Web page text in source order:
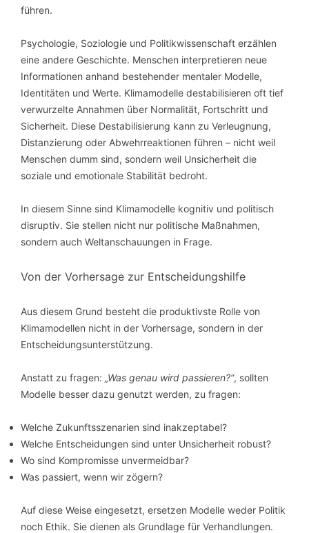
führen.
Psychologie, Soziologie und Politikwissenschaft erzählen
eine andere Geschichte. Menschen interpretieren neue
Informationen anhand bestehender mentaler Modelle,
Identitäten und Werte. Klimamodelle destabilisieren oft tief
verwurzelte Annahmen über Normalität, Fortschritt und
Sicherheit. Diese Destabilisierung kann zu Verleugnung,
Distanzierung oder Abwehrreaktionen führen – nicht weil
Menschen dumm sind, sondern weil Unsicherheit die
soziale und emotionale Stabilität bedroht.
In diesem Sinne sind Klimamodelle kognitiv und politisch
disruptiv. Sie stellen nicht nur politische Maßnahmen,
sondern auch Weltanschauungen in Frage.
Von der Vorhersage zur Entscheidungshilfe
Aus diesem Grund besteht die produktivste Rolle von
Klimamodellen nicht in der Vorhersage, sondern in der
Entscheidungsunterstützung.
Anstatt zu fragen: „Was genau wird passieren?“, sollten
Modelle besser dazu genutzt werden, zu fragen:
Welche Zukunftsszenarien sind inakzeptabel?
Welche Entscheidungen sind unter Unsicherheit robust?
Wo sind Kompromisse unvermeidbar?
Was passiert, wenn wir zögern?
Auf diese Weise eingesetzt, ersetzen Modelle weder Politik
noch Ethik. Sie dienen als Grundlage für Verhandlungen.